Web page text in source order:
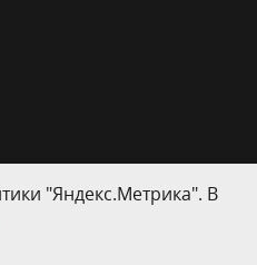
"Яндекс.Метрика". В